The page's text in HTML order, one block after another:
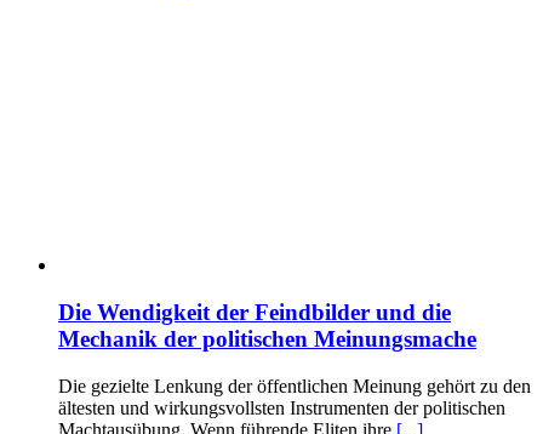
Die Wendigkeit der Feindbilder und die
Mechanik der politischen Meinungsmache
Die gezielte Lenkung der öffentlichen Meinung gehört zu den
ältesten und wirkungsvollsten Instrumenten der politischen
Machtausübung. Wenn führende Eliten ihre [...]